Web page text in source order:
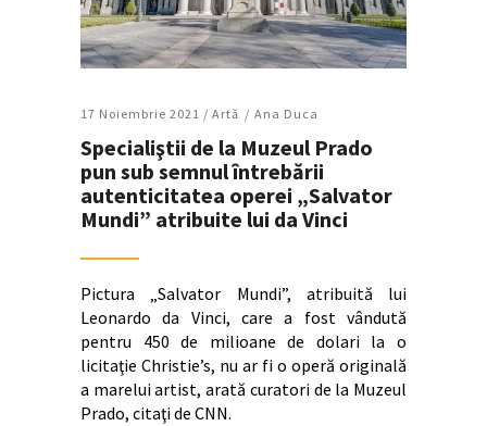
17 Noiembrie 2021 / Artǎ Ana Duca
Specialiştii de la Muzeul Prado
pun sub semnul întrebării
autenticitatea operei „Salvator
Mundi” atribuite lui da Vinci
Pictura „Salvator Mundi”, atribuită lui
Leonardo da Vinci, care a fost vândută
pentru 450 de milioane de dolari la o
licitaţie Christie’s, nu ar fi o operă originală
a marelui artist, arată curatori de la Muzeul
Prado, citaţi de CNN.